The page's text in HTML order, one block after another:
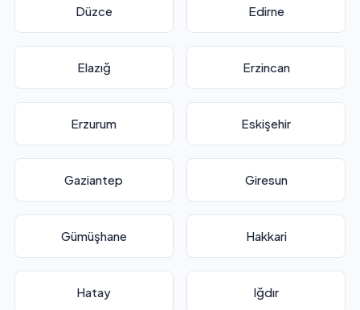
Düzce Edirne
Elazığ Erzincan
Erzurum Eskişehir
Gaziantep Giresun
Gümüşhane Hakkari
Hatay Iğdır